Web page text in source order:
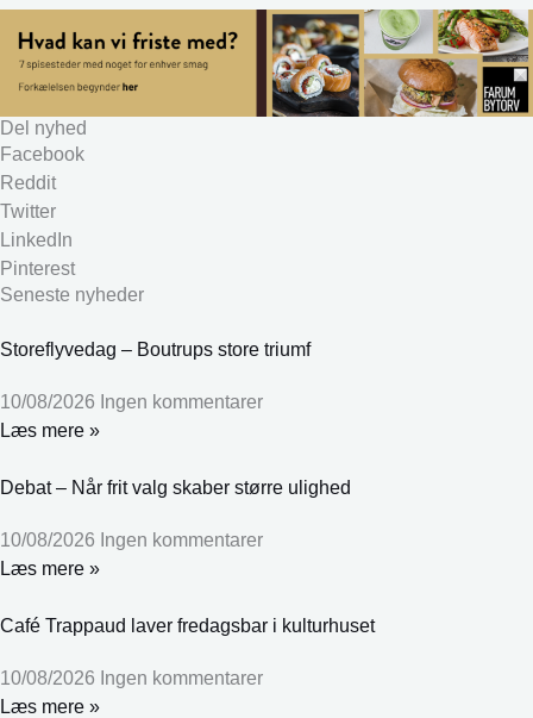
Del nyhed
Facebook
Reddit
Twitter
LinkedIn
Pinterest
Seneste nyheder
Storeflyvedag – Boutrups store triumf
10/08/2026 Ingen kommentarer
Læs mere »
Debat – Når frit valg skaber større ulighed
10/08/2026 Ingen kommentarer
Læs mere »
Café Trappaud laver fredagsbar i kulturhuset
10/08/2026 Ingen kommentarer
Læs mere »